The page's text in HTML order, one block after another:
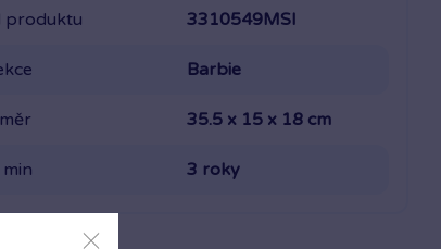
produktu 3310549MSI
Barbie
35.5 x 15 x 18 cm
3 roky